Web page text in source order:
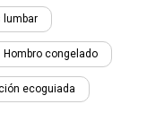
lumbar
Hombro congelado
ecoguiada